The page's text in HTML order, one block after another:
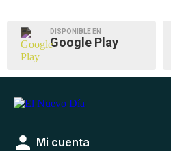
DISPONIBLE EN
Google Play
Mi cuenta